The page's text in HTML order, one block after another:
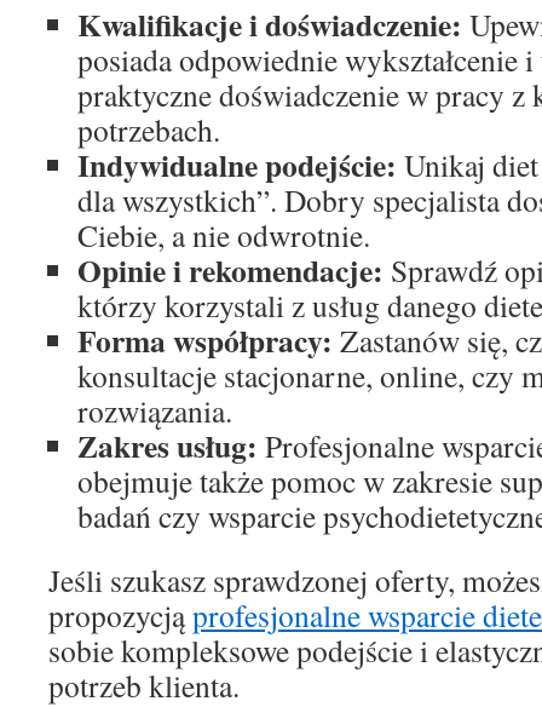
Kwalifikacje i doświadczenie:
posiada odpowiednie wykształcenie
praktyczne doświadczenie w pracy
potrzebach.
Indywidualne podejście: Unikaj
dla wszystkich”. Dobry specjalista
Ciebie, a nie odwrotnie.
Opinie i rekomendacje: Sprawdź
którzy korzystali z usług danego
Forma współpracy: Zastanów się,
konsultacje stacjonarne, online, czy
rozwiązania.
Zakres usług: Profesjonalne
obejmuje także pomoc w zakresie
badań czy wsparcie
Jeśli szukasz sprawdzonej oferty,
propozycjąprofesjonalne wsparcie
sobie kompleksowe podejście i
potrzeb klienta.